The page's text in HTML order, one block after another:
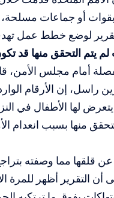
بقوات أو جماعات
لوضع خطط عمل تهدف
يتم التحقق منها قد
أمام مجلس الأمن،
راسل، إن الأرقام
يتعرض لها الأطفال في
التحقق منها بسبب
مما وصفته بتراجع
أن التقرير أظهر